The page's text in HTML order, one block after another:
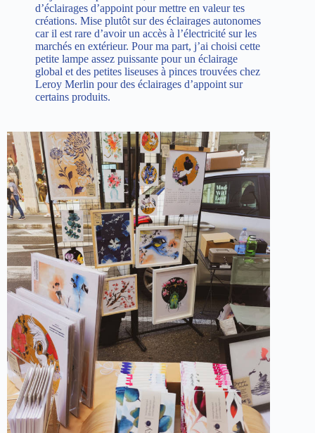
d’éclairages d’appoint pour mettre en valeur tes
créations. Mise plutôt sur des éclairages autonomes
car il est rare d’avoir un accès à l’électricité sur les
marchés en extérieur. Pour ma part, j’ai choisi cette
petite lampe assez puissante pour un éclairage
global et des petites liseuses à pinces trouvées chez
Leroy Merlin pour des éclairages d’appoint sur
certains produits.